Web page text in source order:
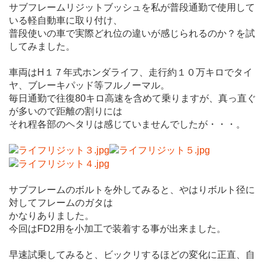
サブフレームリジットブッシュを私が普段通勤で使用して
いる軽自動車に取り付け、
普段使いの車で実際どれ位の違いが感じられるのか？を試
してみました。
車両はH１７年式ホンダライフ、走行約１０万キロでタイ
ヤ、ブレーキパッド等フルノーマル。
毎日通勤で往復80キロ高速を含めて乗りますが、真っ直ぐ
が多いので距離の割りには
それ程各部のヘタリは感じていませんでしたが・・・。
サブフレームのボルトを外してみると、やはりボルト径に
対してフレームのガタは
かなりありました。
今回はFD2用を小加工で装着する事が出来ました。
早速試乗してみると、ビックリするほどの変化に正直、自